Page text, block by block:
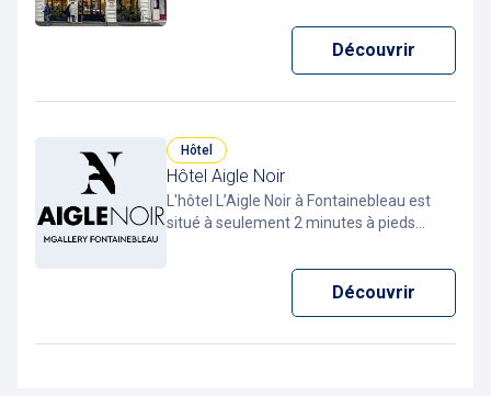
de prix bas sur votre stationnement
horaire, téléchargez la Pcard app.
Découvrir
Hôtel
Hôtel Aigle Noir
L'hôtel L’Aigle Noir à Fontainebleau est
situé à seulement 2 minutes à pieds
Les clients et visiteurs bénéficient de prix
stationnement avantageux en
téléchargeant la Pcard app.
Découvrir